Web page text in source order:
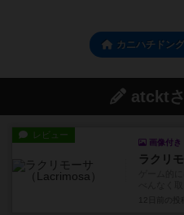
カニハチドン
atckt
レビュー
画像付き
ラクリ